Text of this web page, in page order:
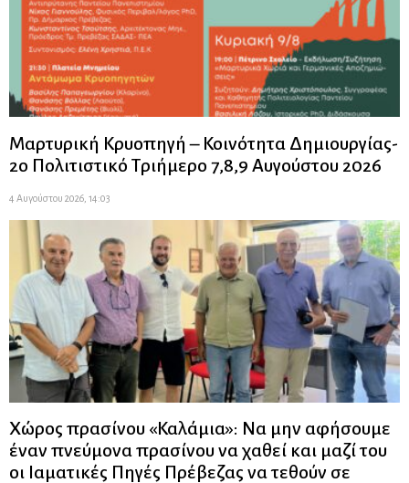
Μαρτυρική Κρυοπηγή – Κοινότητα Δημιουργίας-
2ο Πολιτιστικό Τριήμερο 7,8,9 Αυγούστου 2026
4 Αυγούστου 2026, 14:03
Χώρος πρασίνου «Καλάμια»: Να μην αφήσουμε
έναν πνεύμονα πρασίνου να χαθεί και μαζί του
οι Ιαματικές Πηγές Πρέβεζας να τεθούν σε